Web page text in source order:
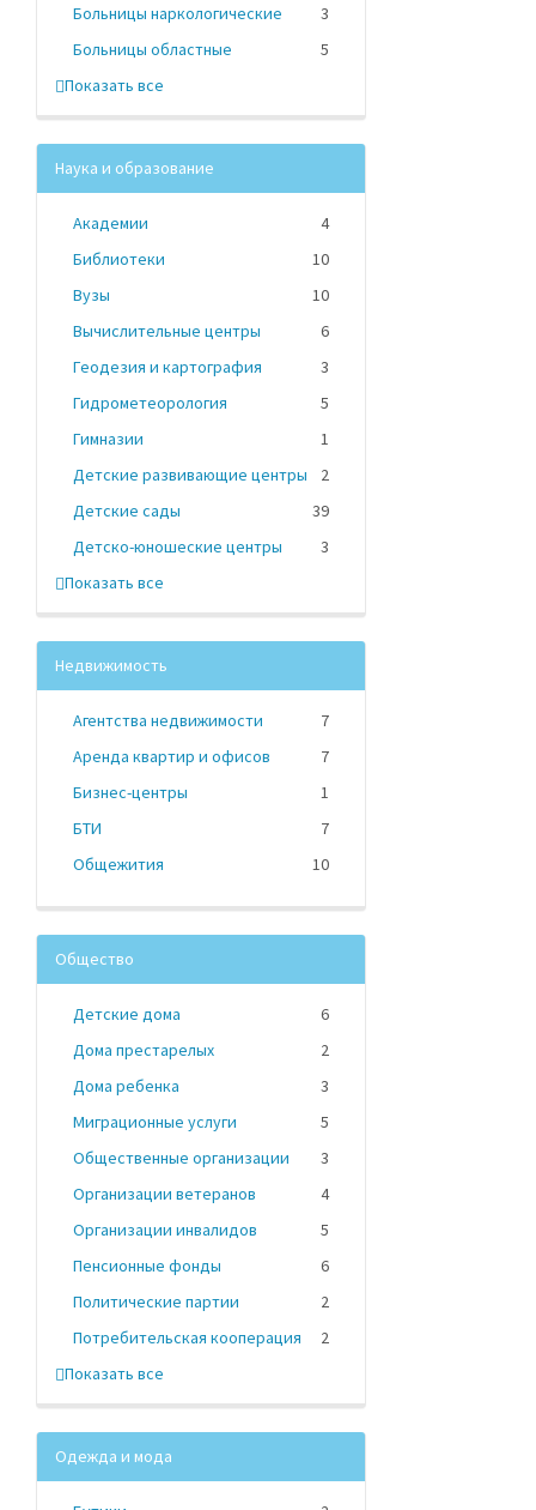
Больницы наркологические
3
Больницы областные
5
Показать все
Наука и образование
Академии
4
Библиотеки
10
Вузы
10
Вычислительные центры
6
Геодезия и картография
3
Гидрометеорология
5
Гимназии
1
Детские развивающие центры
2
Детские сады
39
Детско-юношеские центры
3
Показать все
Недвижимость
Агентства недвижимости
7
Аренда квартир и офисов
7
Бизнес-центры
1
БТИ
7
Общежития
10
Общество
Детские дома
6
Дома престарелых
2
Дома ребенка
3
Миграционные услуги
5
Общественные организации
3
Организации ветеранов
4
Организации инвалидов
5
Пенсионные фонды
6
Политические партии
2
Потребительская кооперация
2
Показать все
Одежда и мода